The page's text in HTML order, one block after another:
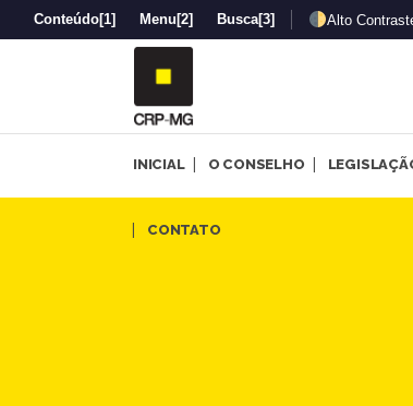
Conteúdo[1] Menu [2] Busca[3] Alto
INICIAL O CONSELHO
CONTATO
Nota de